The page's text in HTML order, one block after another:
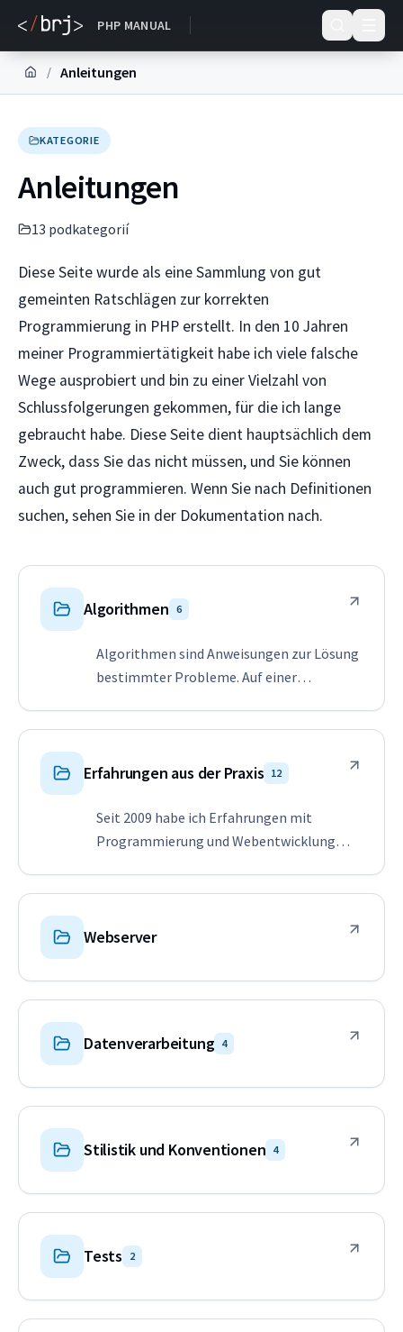
PHP MANUAL
DOKUMENTACE
/ Anleitungen
KATEGORIE
Anleitungen
13 podkategorií
Diese Seite wurde als eine Sammlung von gut
gemeinten Ratschlägen zur korrekten
Programmierung in PHP erstellt. In den 10 Jahren
meiner Programmiertätigkeit habe ich viele falsche
Wege ausprobiert und bin zu einer Vielzahl von
Schlussfolgerungen gekommen, für die ich lange
gebraucht habe. Diese Seite dient hauptsächlich dem
Zweck, dass Sie das nicht müssen, und Sie können
auch gut programmieren. Wenn Sie nach Definitionen
suchen, sehen Sie in der Dokumentation nach.
Algorithmen 6
Algorithmen sind Anweisungen zur Lösung
bestimmter Probleme. Auf einer
Herstellung eines fertigen Gerichts aus
Erfahrungen aus der Praxis 12
Seit 2009 habe ich Erfahrungen mit
Programmierung und Webentwicklung
glaube, Sie werden sie nützlich finden.
Webserver
Datenverarbeitung 4
Stilistik und Konventionen 4
Tests 2